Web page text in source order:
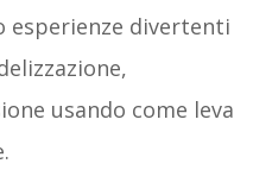
esperienze divertenti
usando come leva